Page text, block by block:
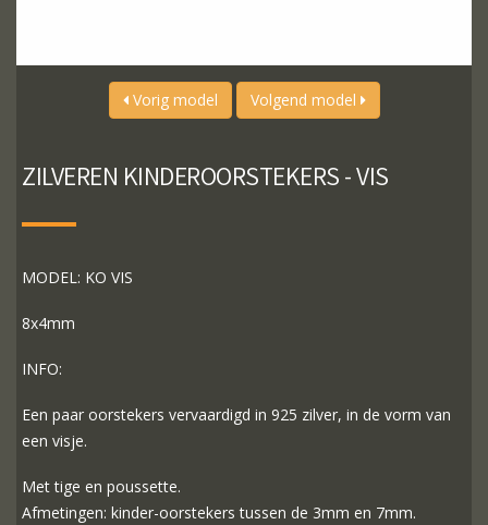
Vorig model Volgend model
ZILVEREN KINDEROORSTEKERS - VIS
MODEL: KO VIS
8x4mm
INFO:
Een paar oorstekers vervaardigd in 925 zilver, in de vorm van
een visje.
Met tige en poussette.
Afmetingen: kinder-oorstekers tussen de 3mm en 7mm.